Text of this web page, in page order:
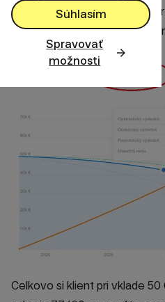
som začal s mesačným
mi bude Finax posielať 316 eur.
Celkovo si klient pri vklade
Súhlasím
Spravovať
možnosti